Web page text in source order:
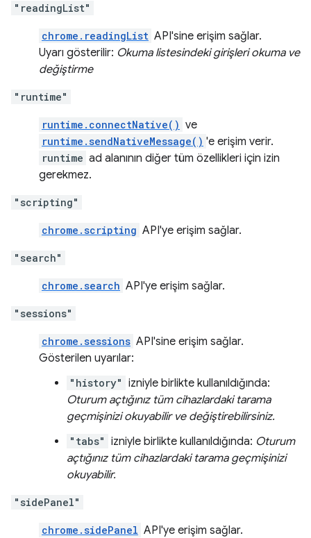
"readingList"
chrome.readingList API'sine erişim sağlar.
Uyarı gösterilir: Okuma listesindeki girişleri okuma ve
değiştirme
"runtime"
runtime.connectNative() ve
runtime.sendNativeMessage() 'e erişim verir.
runtime ad alanının diğer tüm özellikleri için izin
gerekmez.
"scripting"
chrome.scripting API'ye erişim sağlar.
"search"
chrome.search API'ye erişim sağlar.
"sessions"
chrome.sessions API'sine erişim sağlar.
Gösterilen uyarılar:
"history" izniyle birlikte kullanıldığında:
Oturum açtığınız tüm cihazlardaki tarama
geçmişinizi okuyabilir ve değiştirebilirsiniz.
"tabs" izniyle birlikte kullanıldığında: Oturum
açtığınız tüm cihazlardaki tarama geçmişinizi
okuyabilir.
"sidePanel"
chrome.sidePanel API'ye erişim sağlar.